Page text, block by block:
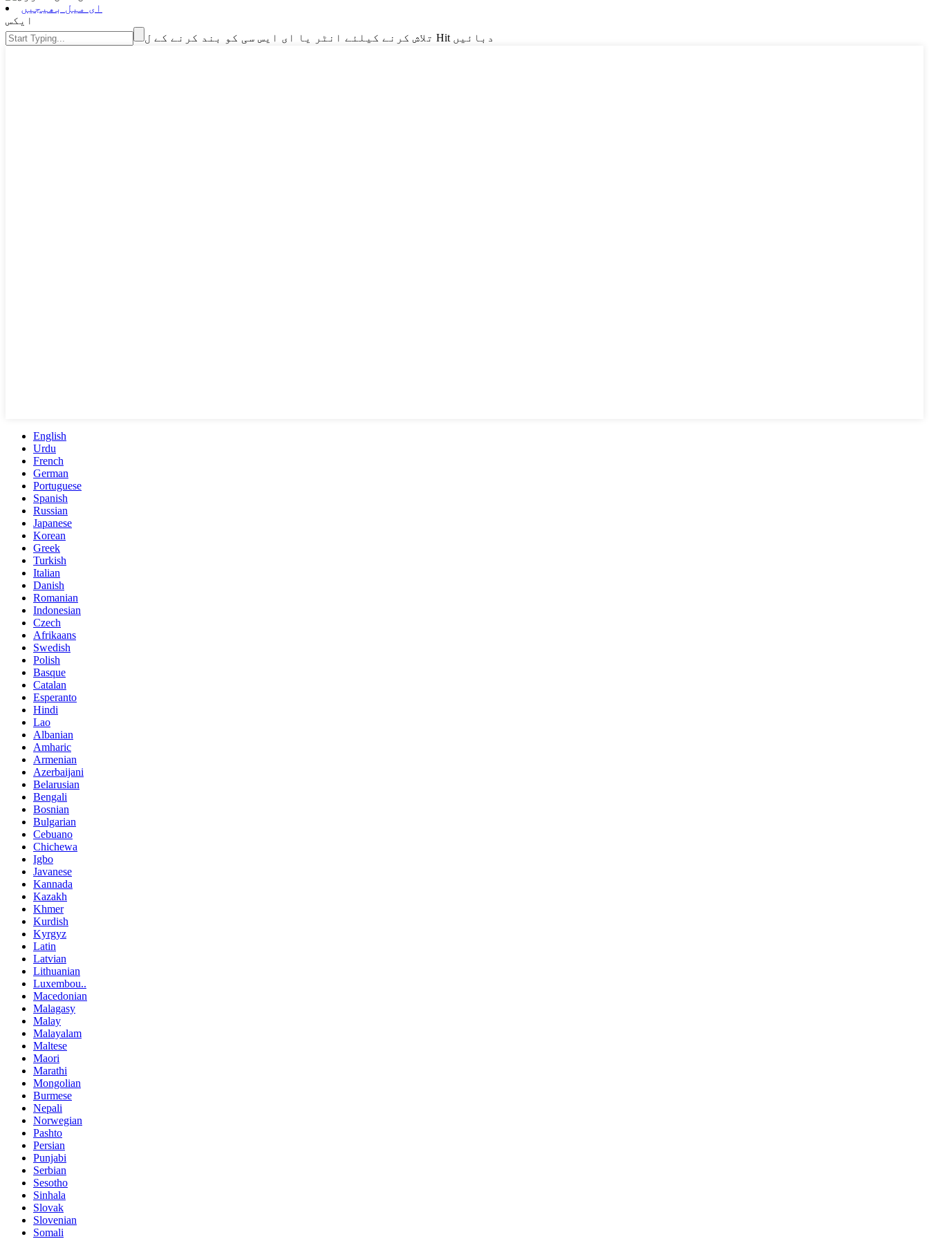
ای میل بھیجیں
ایکس
تلاش کرنے کیلئے انٹر یا ای ایس سی کو بند کرنے کے ل Hit دبائیں
English
Urdu
French
German
Portuguese
Spanish
Russian
Japanese
Korean
Greek
Turkish
Italian
Danish
Romanian
Indonesian
Czech
Afrikaans
Swedish
Polish
Basque
Catalan
Esperanto
Hindi
Lao
Albanian
Amharic
Armenian
Azerbaijani
Belarusian
Bengali
Bosnian
Bulgarian
Cebuano
Chichewa
Igbo
Javanese
Kannada
Kazakh
Khmer
Kurdish
Kyrgyz
Latin
Latvian
Lithuanian
Luxembou..
Macedonian
Malagasy
Malay
Malayalam
Maltese
Maori
Marathi
Mongolian
Burmese
Nepali
Norwegian
Pashto
Persian
Punjabi
Serbian
Sesotho
Sinhala
Slovak
Slovenian
Somali